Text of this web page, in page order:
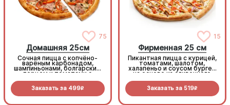
75
Домашняя 25см
Сочная пицца с копчёно-
варёным карбонадом,
шампиньонами, болгарским
перцем и томатами с
Заказать за 499R
15
Фирменная 25 см
Пикантная пицца с курицей,
томатами, шалотом,
халапеньо и соусом бургер
на основе из сливочного
Заказать за 519R